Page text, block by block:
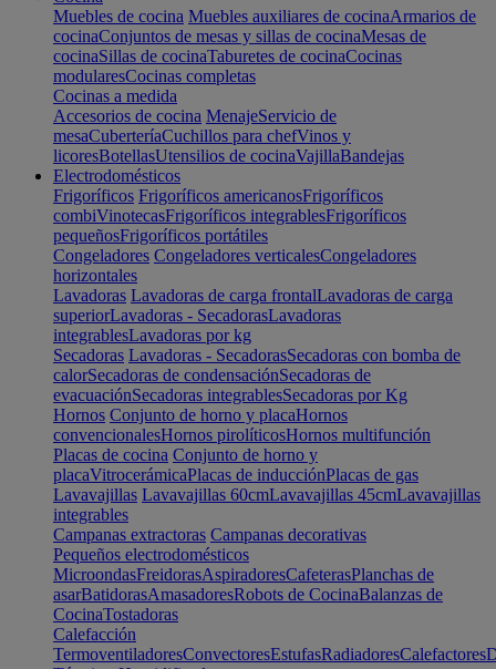
Muebles de cocina Muebles auxiliares de cocinaArmarios de
cocinaConjuntos de mesas y sillas de cocinaMesas de
cocinaSillas de cocinaTaburetes de cocinaCocinas
modularesCocinas completas
Cocinas a medida
Accesorios de cocina MenajeServicio de
mesaCuberteríaCuchillos para chefVinos y
licoresBotellasUtensilios de cocinaVajillaBandejas
Electrodomésticos
Frigoríficos Frigoríficos americanosFrigoríficos
combiVinotecasFrigoríficos integrablesFrigoríficos
pequeñosFrigoríficos portátiles
Congeladores Congeladores verticalesCongeladores
horizontales
Lavadoras Lavadoras de carga frontalLavadoras de carga
superiorLavadoras - SecadorasLavadoras
integrablesLavadoras por kg
Secadoras Lavadoras - SecadorasSecadoras con bomba de
calorSecadoras de condensaciónSecadoras de
evacuaciónSecadoras integrablesSecadoras por Kg
Hornos Conjunto de horno y placaHornos
convencionalesHornos pirolíticosHornos multifunción
Placas de cocina Conjunto de horno y
placaVitrocerámicaPlacas de inducciónPlacas de gas
Lavavajillas Lavavajillas 60cmLavavajillas 45cmLavavajillas
integrables
Campanas extractoras Campanas decorativas
Pequeños electrodomésticos
MicroondasFreidorasAspiradoresCafeterasPlanchas de
asarBatidorasAmasadoresRobots de CocinaBalanzas de
CocinaTostadoras
Calefacción
TermoventiladoresConvectoresEstufasRadiadoresCalefactores